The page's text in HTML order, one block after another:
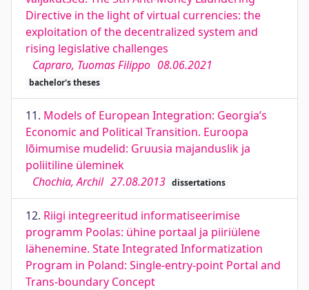
Directive in the light of virtual currencies: the
exploitation of the decentralized system and
rising legislative challenges
Capraro, Tuomas Filippo 08.06.2021
bachelor's theses
11. Models of European Integration: Georgia’s
Economic and Political Transition. Euroopa
lõimumise mudelid: Gruusia majanduslik ja
poliitiline üleminek
Chochia, Archil 27.08.2013 dissertations
12. Riigi integreeritud informatiseerimise
programm Poolas: ühine portaal ja piiriülene
lähenemine. State Integrated Informatization
Program in Poland: Single-entry-point Portal and
Trans-boundary Concept